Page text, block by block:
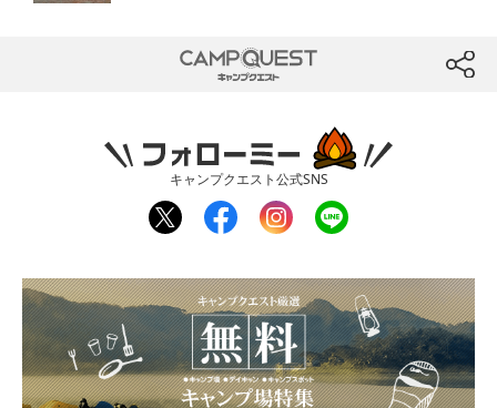
btn
CAMP QUEST
キャンプクエスト公式SNS
twit
ter
fac
ebo
inst
agr
line